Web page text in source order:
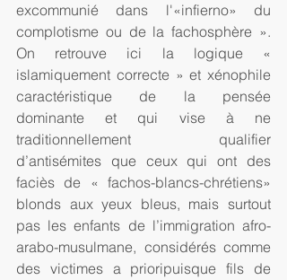
excommunié dans l'«infierno» du
complotisme ou de la fachosphère ».
On retrouve ici la logique «
islamiquement correcte » et xénophile
caractéristique de la pensée
dominante et qui vise à ne
traditionnellement qualifier
d’antisémites que ceux qui ont des
faciès de « fachos-blancs-chrétiens»
blonds aux yeux bleus, mais surtout
pas les enfants de l’immigration afro-
arabo-musulmane, considérés comme
des victimes a prioripuisque fils de